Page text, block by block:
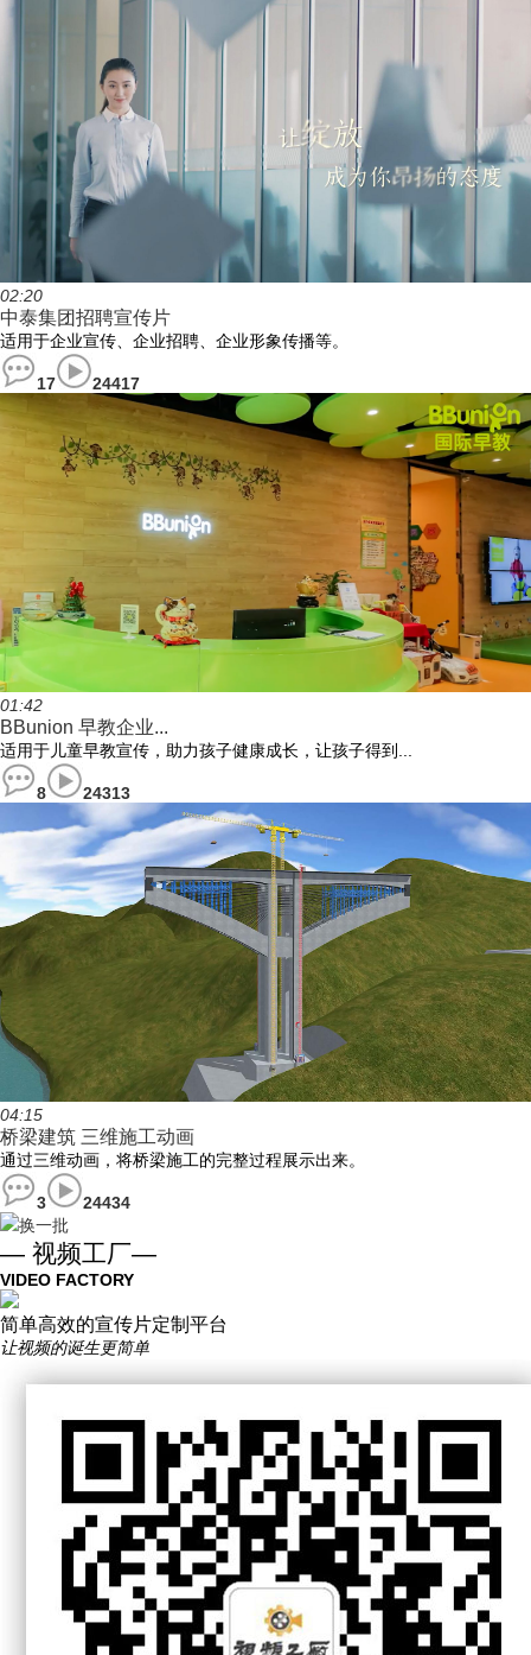
02:20
中泰集团招聘宣传片
适用于企业宣传、企业招聘、企业形象传播等。
17 24417
01:42
BBunion 早教企业...
适用于儿童早教宣传，助力孩子健康成长，让孩子得到...
8 24313
04:15
桥梁建筑 三维施工动画
通过三维动画，将桥梁施工的完整过程展示出来。
3
24434
换一批
— 视频工厂—
VIDEO FACTORY
简单高效的宣传片定制平台
让视频的诞生更简单